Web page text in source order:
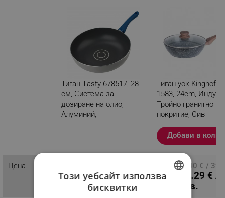
Тиган Тasty 678517, 28
см, Система за
дозиране на олио,
Алуминий,
продукт
Тиган уок Kinghoff
1583, 24cm,
Тройно гранитно
покритие, Сив
Добави в
Цена
ПЦД: 20.40 € /
лв.
15.29 € /
29.90 лв.
Този уебсайт използва
бисквитки